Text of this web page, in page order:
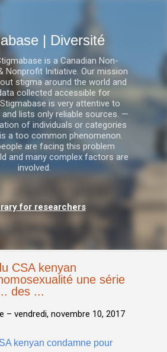
| Diversité
is a Canadian Non-
Nonprofit Initiative. Our mission
stigma around the world and
collected accessible for
is very attentive to
lists only reliable sources. —
of individuals or categories
a too common phenomenon.
are facing this problem
and many complex factors are
involved.
for researchers
CSA kenyan
une série
des ...
– vendredi, novembre 10, 2017
kenyan condamne pour